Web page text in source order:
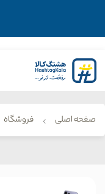
صفحه اصلی فروشگاه